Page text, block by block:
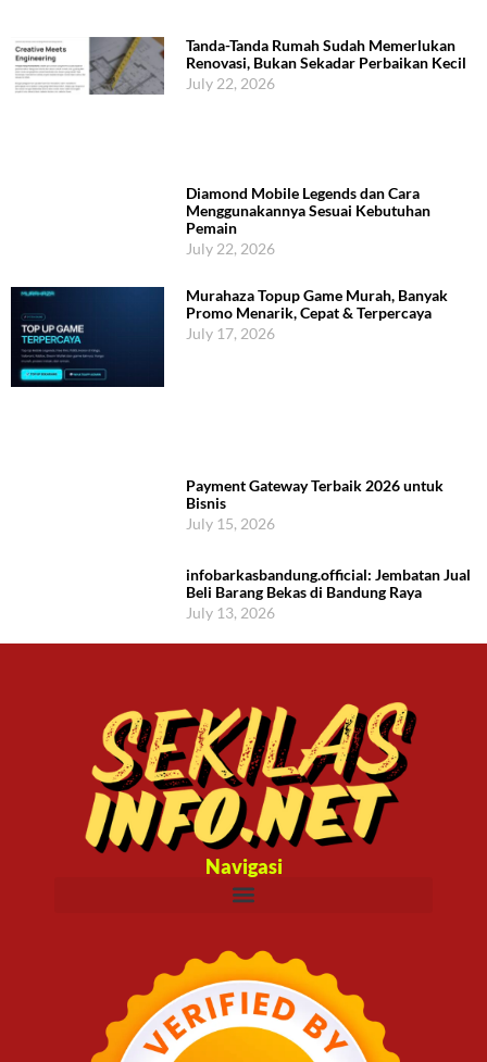
Tanda-Tanda Rumah Sudah Memerlukan
Renovasi, Bukan Sekadar Perbaikan Kecil
July 22, 2026
Diamond Mobile Legends dan Cara
Menggunakannya Sesuai Kebutuhan
Pemain
July 22, 2026
Murahaza Topup Game Murah, Banyak
Promo Menarik, Cepat & Terpercaya
July 17, 2026
Payment Gateway Terbaik 2026 untuk
Bisnis
July 15, 2026
infobarkasbandung.official: Jembatan Jual
Beli Barang Bekas di Bandung Raya
July 13, 2026
Navigasi